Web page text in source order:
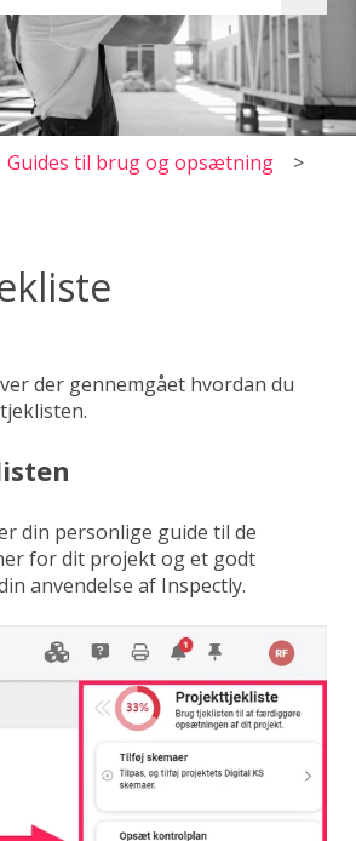
da søgefeltet er tomt.
Guides til brug og opsætning
der gennemgået hvordan du
din personlige guide til de
for dit projekt og et godt
anvendelse af Inspectly.